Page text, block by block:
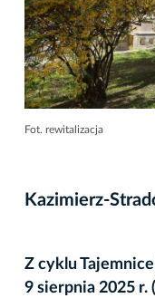
Fot. rewitalizacja
Kazimierz-
Z cyklu
9 sierpnia 2025 r.